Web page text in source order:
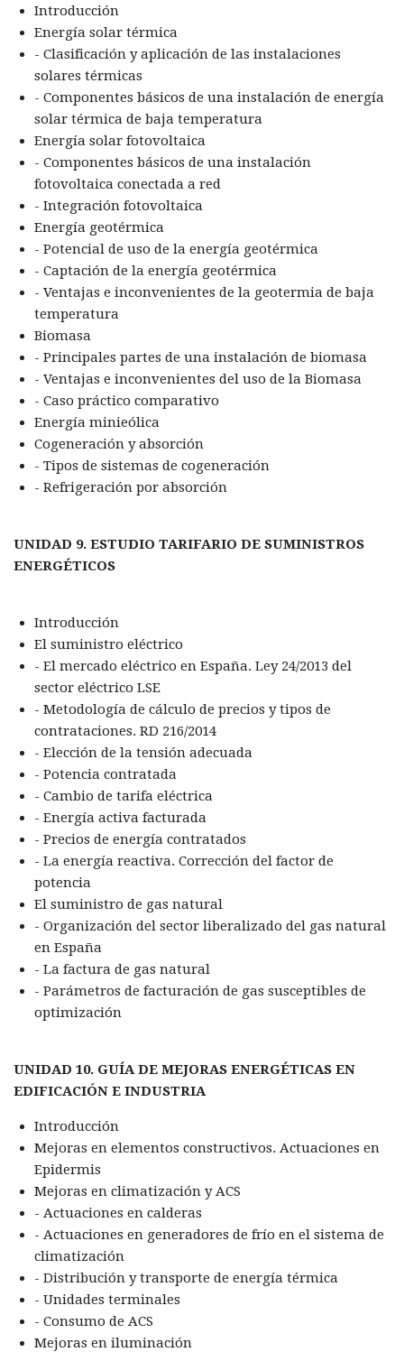
Introducción
Energía solar térmica
- Clasificación y aplicación de las instalaciones
solares térmicas
- Componentes básicos de una instalación de energía
solar térmica de baja temperatura
Energía solar fotovoltaica
- Componentes básicos de una instalación
fotovoltaica conectada a red
- Integración fotovoltaica
Energía geotérmica
- Potencial de uso de la energía geotérmica
- Captación de la energía geotérmica
- Ventajas e inconvenientes de la geotermia de baja
temperatura
Biomasa
- Principales partes de una instalación de biomasa
- Ventajas e inconvenientes del uso de la Biomasa
- Caso práctico comparativo
Energía minieólica
Cogeneración y absorción
- Tipos de sistemas de cogeneración
- Refrigeración por absorción
UNIDAD 9. ESTUDIO TARIFARIO DE SUMINISTROS
ENERGÉTICOS
Introducción
El suministro eléctrico
- El mercado eléctrico en España. Ley 24/2013 del
sector eléctrico LSE
- Metodología de cálculo de precios y tipos de
contrataciones. RD 216/2014
- Elección de la tensión adecuada
- Potencia contratada
- Cambio de tarifa eléctrica
- Energía activa facturada
- Precios de energía contratados
- La energía reactiva. Corrección del factor de
potencia
El suministro de gas natural
- Organización del sector liberalizado del gas natural
en España
- La factura de gas natural
- Parámetros de facturación de gas susceptibles de
optimización
UNIDAD 10. GUÍA DE MEJORAS ENERGÉTICAS EN
EDIFICACIÓN E INDUSTRIA
Introducción
Mejoras en elementos constructivos. Actuaciones en
Epidermis
Mejoras en climatización y ACS
- Actuaciones en calderas
- Actuaciones en generadores de frío en el sistema de
climatización
- Distribución y transporte de energía térmica
- Unidades terminales
- Consumo de ACS
Mejoras en iluminación